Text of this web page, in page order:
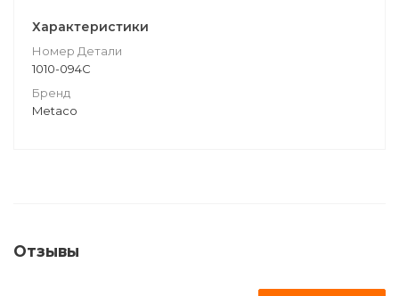
Характеристики
Номер Детали
1010-094C
Бренд
Metaco
Отзывы